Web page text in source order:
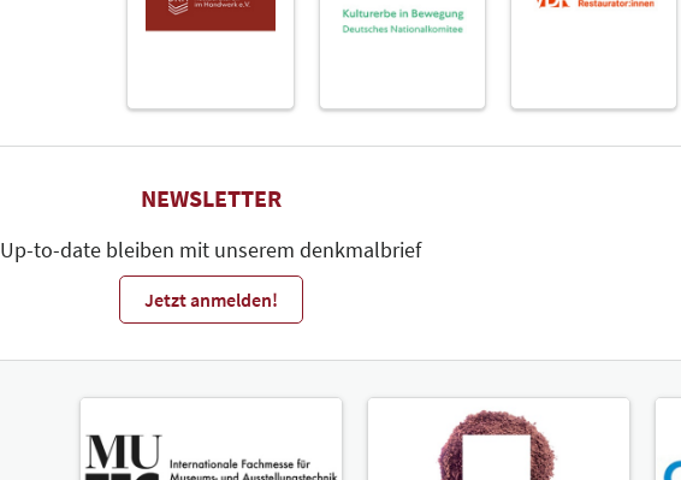
NEWSLETTER
Up-to-date bleiben mit unserem denkmalbrief
Jetzt anmelden!